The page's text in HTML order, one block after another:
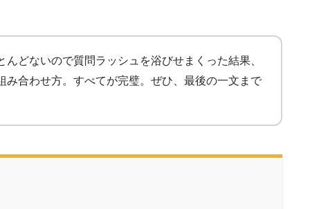
どないので質問ラッシュを浴びせまくった結果、
合わせ方。すべてが完璧。ぜひ、最後の一文まで